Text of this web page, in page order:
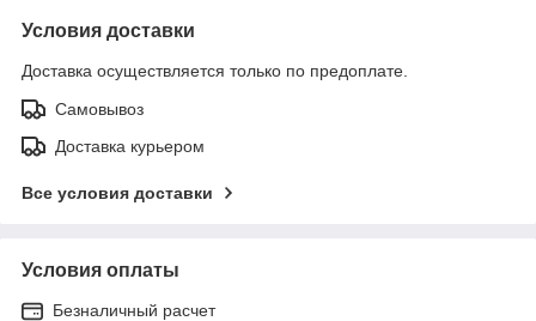
Условия доставки
Доставка осуществляется только по предоплате.
Самовывоз
Доставка курьером
Все условия доставки
Условия оплаты
Безналичный расчет